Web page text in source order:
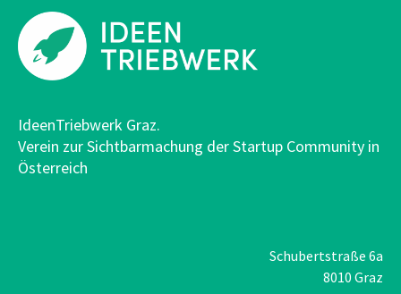
IdeenTriebwerk Graz.
Verein zur Sichtbarmachung der Startup Community in
Österreich
Schubertstraße 6a
8010 Graz